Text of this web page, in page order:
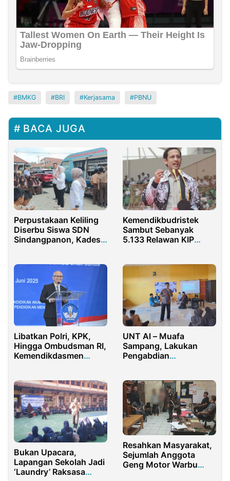
BMKG BRI Kerjasama PBNU
BACA JUGA
Perpustakaan Keliling
Diserbu Siswa SDN
Sindangpanon, Kades:
Kemendikbudristek
Sambut Sebanyak
5.133 Relawan KIP
Libatkan Polri, KPK,
Hingga Ombudsman RI,
Kemendikdasmen
UNT Al – Muafa
Sampang, Lakukan
Pengabdian
Bukan Upacara,
Lapangan Sekolah Jadi
‘Laundry’ Raksasa
Resahkan Masyarakat,
Sejumlah Anggota
Geng Motor Warbu